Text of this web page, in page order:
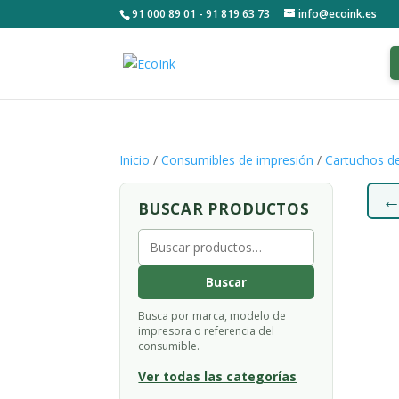
91 000 89 01 - 91 819 63 73 info@ecoink.es
Inicio /Consumibles de impresión /Cartuchos
BUSCAR PRODUCTOS
Buscar
por:
Buscar
Busca por marca, modelo de
impresora o referencia del
consumible.
Ver todas las categorías